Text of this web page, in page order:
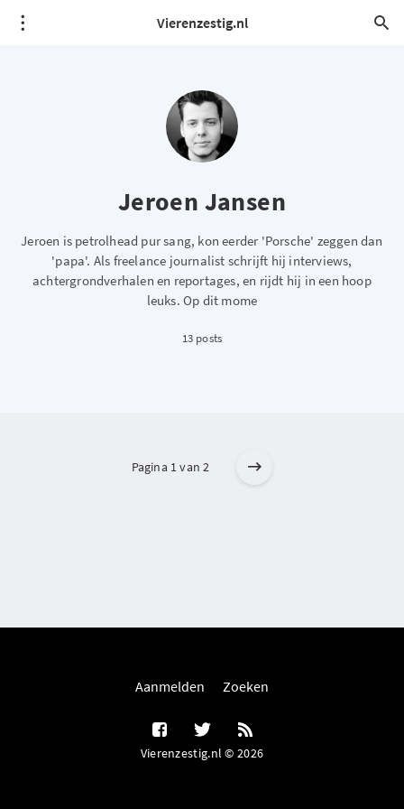
Vierenzestig.nl
Jeroen Jansen
Jeroen is petrolhead pur sang, kon eerder 'Porsche' zeggen dan
'papa'. Als freelance journalist schrijft hij interviews,
achtergrondverhalen en reportages, en rijdt hij in een hoop
leuks. Op dit mome
13 posts
Pagina 1 van 2
Aanmelden Zoeken
Vierenzestig.nl © 2026